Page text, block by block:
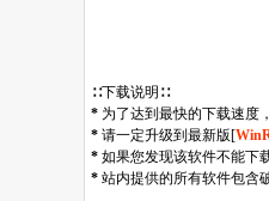
∷下载说明∷
* 为了达到最快的下载速度
* 请一定升级到最新版[
* 如果您发现该软件不能下
* 站内提供的所有软件包含